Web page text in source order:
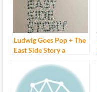
Ludwig Goes Pop + The
East Side Story a